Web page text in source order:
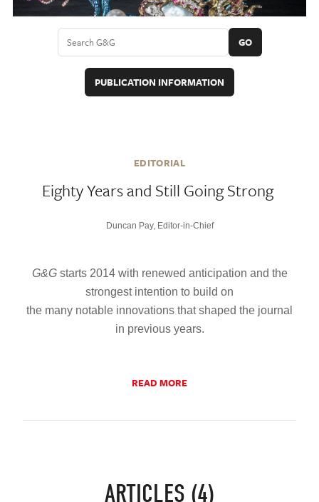
GO
PUBLICATION INFORMATION
EDITORIAL
Eighty Years and Still Going Strong
Duncan Pay, Editor-in-Chief
G&Gstarts 2014 with renewed anticipation and the
strongest intention to build on
the many notable innovations that shaped the journal
in previous years.
READ MORE
ARTICLES (4)